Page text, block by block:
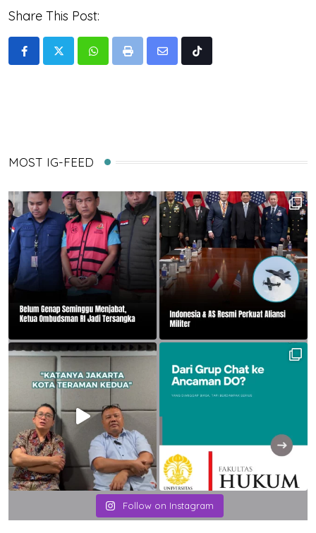
Share This Post:
WhatsappPrint
Share
Tiktok
MOST IG-FEED
Follow on Instagram